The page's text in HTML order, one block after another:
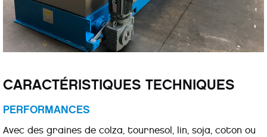
CARACTÉRISTIQUES TECHNIQUES
PERFORMANCES
Avec des graines de colza, tournesol, lin, soja, coton ou